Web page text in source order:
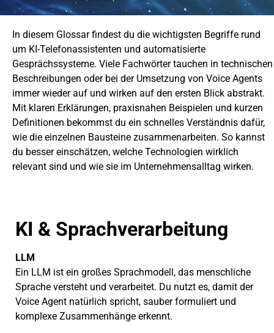
In diesem Glossar findest du die wichtigsten Begriffe rund
um KI-Telefonassistenten und automatisierte
Gesprächssysteme. Viele Fachwörter tauchen in technischen
Beschreibungen oder bei der Umsetzung von Voice Agents
immer wieder auf und wirken auf den ersten Blick abstrakt.
Mit klaren Erklärungen, praxisnahen Beispielen und kurzen
Definitionen bekommst du ein schnelles Verständnis dafür,
wie die einzelnen Bausteine zusammenarbeiten. So kannst
du besser einschätzen, welche Technologien wirklich
relevant sind und wie sie im Unternehmensalltag wirken.
KI & Sprachverarbeitung
LLM
Ein LLM ist ein großes Sprachmodell, das menschliche
Sprache versteht und verarbeitet. Du nutzt es, damit der
Voice Agent natürlich spricht, sauber formuliert und
komplexe Zusammenhänge erkennt.